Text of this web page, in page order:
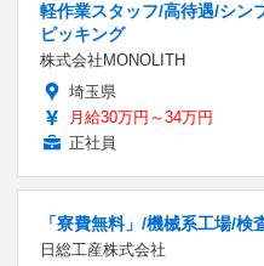
軽作業スタッフ/高待遇/シン
ピッキング
株式会社MONOLITH
埼玉県
月給30万円～34万円
正社員
「寮費無料」/機械系工場/
日総工産株式会社